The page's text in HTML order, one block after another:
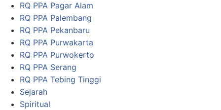
RQ PPA Pagar Alam
RQ PPA Palembang
RQ PPA Pekanbaru
RQ PPA Purwakarta
RQ PPA Purwokerto
RQ PPA Serang
RQ PPA Tebing Tinggi
Sejarah
Spiritual